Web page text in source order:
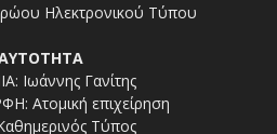
Ιωάννης Γανίτης
Ατομική επιχείρηση
Τύπος